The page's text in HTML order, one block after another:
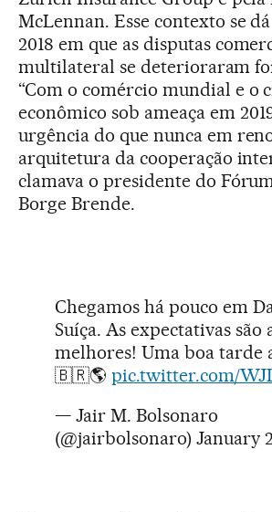
McLennan. Esse contexto se
2018 em que as disputas
multilateral se deterioraram
“Com o comércio mundial e o
econômico sob ameaça em
urgência do que nunca em
arquitetura da cooperação
clamava o presidente do
Borge Brende.
Chegamos há pouco em
Suíça. As expectativas são
melhores! Uma boa tarde
🇧🇷🌎 pic.twitter.com/
— Jair M. Bolsonaro
(@jairbolsonaro) January